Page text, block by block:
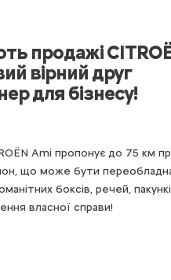
продажі
вірний друг
для бізнесу!
Ami пропонує до 75 км
що може бути
боксів, речей,
власної справи!